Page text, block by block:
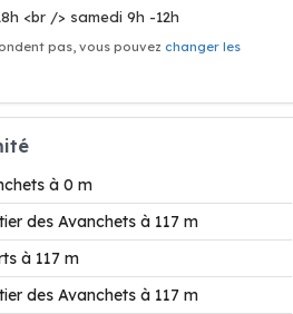
<br /> samedi 9h -12h
pas, vous pouvez changer les
à 0 m
des Avanchets à 117 m
à 117 m
des Avanchets à 117 m